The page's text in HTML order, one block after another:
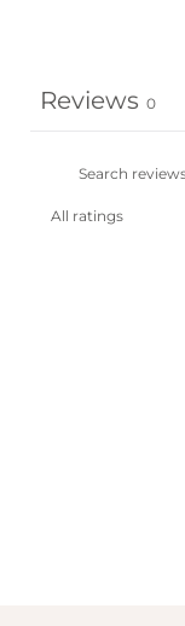
Reviews 0